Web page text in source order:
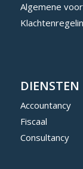
Algemene
DIENSTEN
Accountancy
Fiscaal
Consultancy